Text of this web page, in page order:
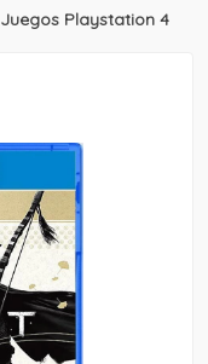
Juegos Playstation 4